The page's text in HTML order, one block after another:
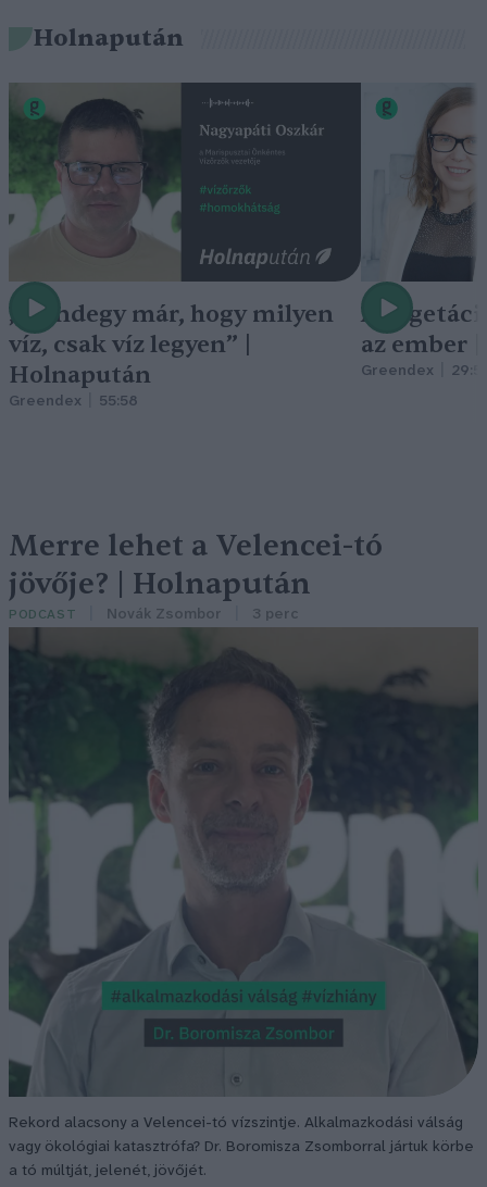
Holnapután
„Mindegy már, hogy milyen
víz, csak víz legyen” |
Holnapután
Greendex 55:58
A
az ember
Greendex
Merre lehet a Velencei-tó
jövője? | Holnapután
PODCAST Novák Zsombor 3 perc
Rekord alacsony a Velencei-tó vízszintje. Alkalmazkodási válság
vagy ökológiai katasztrófa? Dr. Boromisza Zsomborral jártuk körbe
a tó múltját, jelenét, jövőjét.